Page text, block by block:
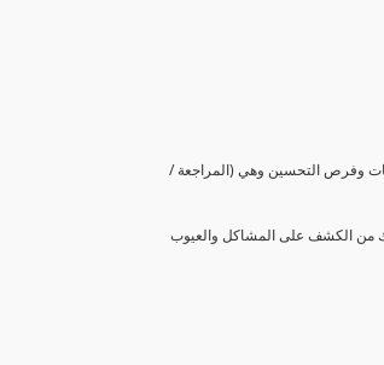
وفرص التحسين وهي (المراجعة /
من الكشف على المشاكل والعيوب